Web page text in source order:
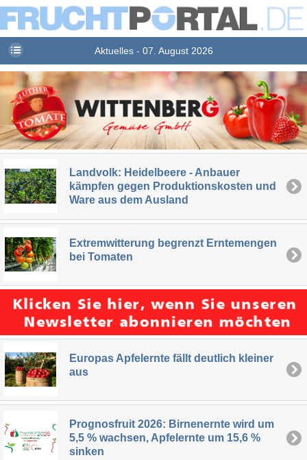
Aktuelles - 07. August 2026
Landvolk: Heidelbeere - Anbauer
kämpfen gegen Produktionskosten und
Ware aus dem Ausland
Extremwitterung begrenzt Erntemengen
bei Tomaten
Europas Apfelernte fällt deutlich kleiner
aus
Prognosfruit 2026: Birnenernte wird um
5,5 % wachsen, Apfelernte um 15,6 %
sinken